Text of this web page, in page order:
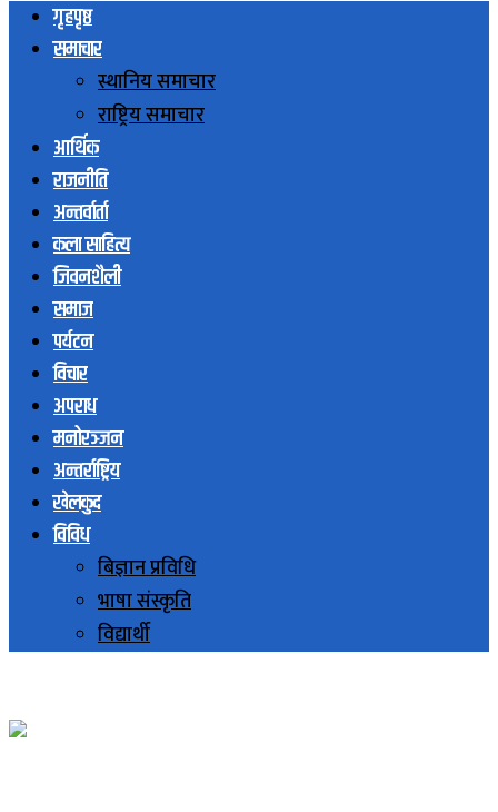
गृहपृष्ठ
समाचार
स्थानिय समाचार
राष्ट्रिय समाचार
आर्थिक
राजनीति
अन्तर्वार्ता
कला साहित्य
जिवनशैली
समाज
पर्यटन
विचार
अपराध
मनोरञ्जन
अन्तर्राष्ट्रिय
खेलकुद
विविध
बिज्ञान प्रविधि
भाषा संस्कृति
विद्यार्थी